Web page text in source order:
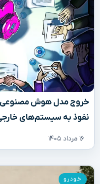
خروج مدل هوش مصنوعی
نفوذ به سیستم‌های
۱۶ مرداد ۱۴۰۵
خودرو